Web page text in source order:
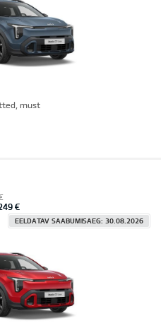
must
€
EELDATAV SAABUMISAEG: 30.08.2026